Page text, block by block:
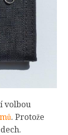
volbou
. Protože